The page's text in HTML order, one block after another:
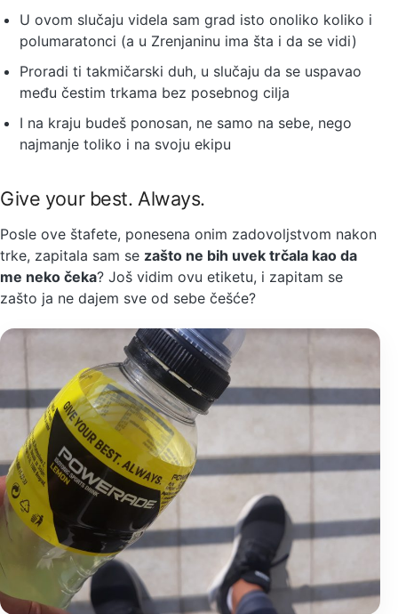
U ovom slučaju videla sam grad isto onoliko koliko i
polumaratonci (a u Zrenjaninu ima šta i da se vidi)
Proradi ti takmičarski duh, u slučaju da se uspavao
među čestim trkama bez posebnog cilja
I na kraju budeš ponosan, ne samo na sebe, nego
najmanje toliko i na svoju ekipu
Give your best. Always.
Posle ove štafete, ponesena onim zadovoljstvom nakon
trke, zapitala sam se zašto ne bih uvek trčala kao da
me neko čeka? Još vidim ovu etiketu, i zapitam se
zašto ja ne dajem sve od sebe češće?